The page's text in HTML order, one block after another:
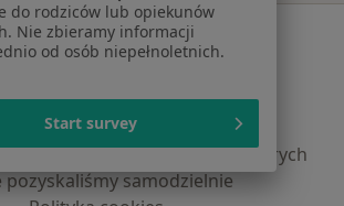
Serwis
prywatności pacjentów
prywatności profesjonalistów
dla profesjonalistów, których
pozyskaliśmy samodzielnie
do rodziców lub opiekunów
Nie zbieramy informacji
od osób niepełnoletnich.
Start survey